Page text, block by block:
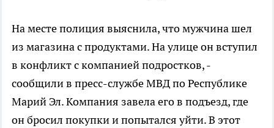
На месте полиция выяснила, что мужчина шел
из магазина с продуктами. На улице он вступил
в конфликт с компанией подростков, -
сообщили в пресс-службе МВД по Республике
Марий Эл. Компания завела его в подъезд, где
он бросил покупки и попытался уйти. В этот